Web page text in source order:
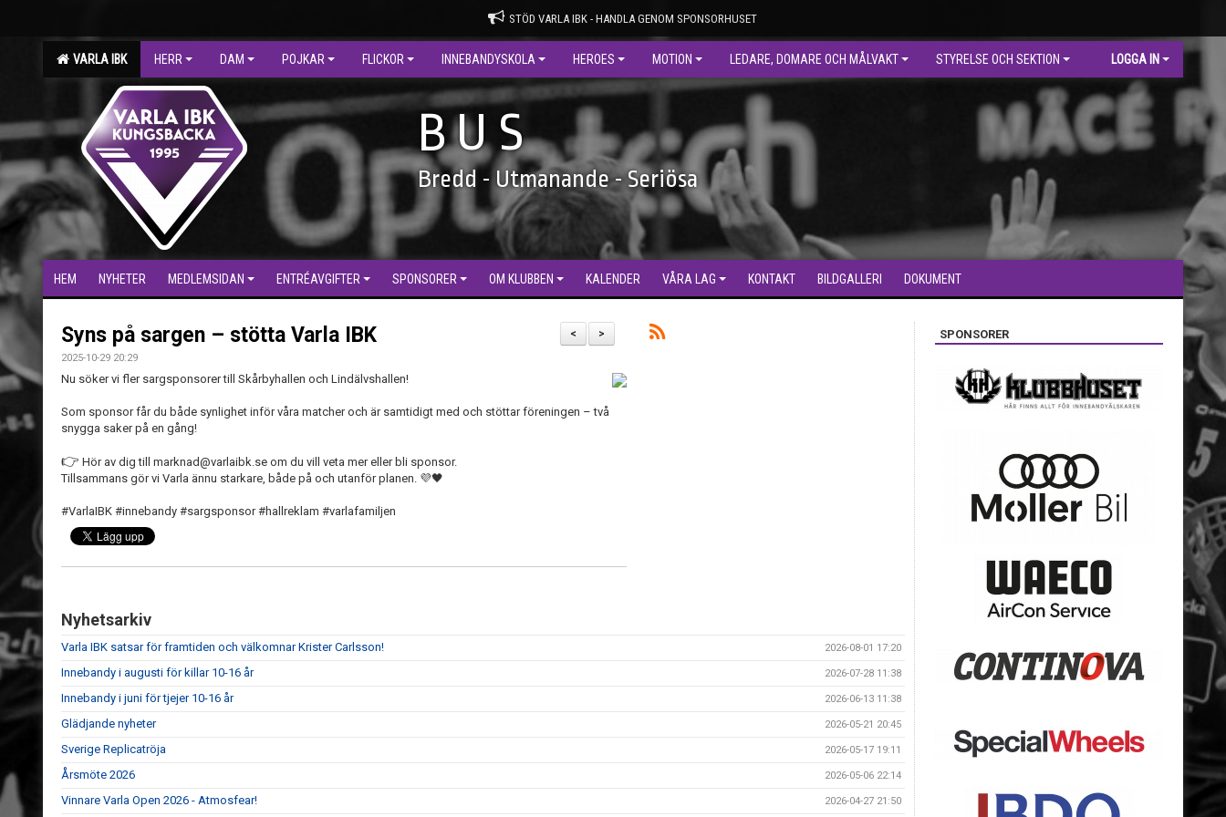
STÖD VARLA IBK - HANDLA GENOM SPONSORHUSET
VARLA IBK HERR DAM POJKAR FLICKOR INNEBANDYSKOLA HEROES MOTION LEDARE, DOMARE OCH MÅLVAKT STYRELSE OCH SEKTION LOGGA IN
B U S
Bredd - Utmanande - Seriösa
HEM NYHETER MEDLEMSIDAN ENTRÉAVGIFTER SPONSORER OM KLUBBEN KALENDER VÅRA LAG KONTAKT BILDGALLERI DOKUMENT
>
<
Syns på sargen – stötta Varla IBK
2025-10-29 20:29
Nu söker vi fler sargsponsorer till Skårbyhallen och Lindälvshallen!
Som sponsor får du både synlighet inför våra matcher och är samtidigt med och stöttar föreningen – två
snygga saker på en gång!
👉 Hör av dig till marknad@varlaibk.se om du vill veta mer eller bli sponsor.
Tillsammans gör vi Varla ännu starkare, både på och utanför planen. 💜🖤
#VarlaIBK #innebandy #sargsponsor #hallreklam #varlafamiljen
Nyhetsarkiv
Varla IBK satsar för framtiden och välkomnar Krister Carlsson! 2026-08-01 17:20
Innebandy i augusti för killar 10-16 år 2026-07-28 11:38
Innebandy i juni för tjejer 10-16 år 2026-06-13 11:38
Glädjande nyheter 2026-05-21 20:45
Sverige Replicatröja 2026-05-17 19:11
Årsmöte 2026 2026-05-06 22:14
Vinnare Varla Open 2026 - Atmosfear! 2026-04-27 21:50
SPONSORER